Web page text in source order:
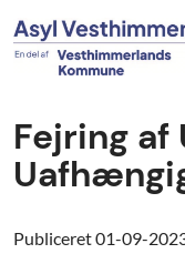
Fejring af
Publiceret01-09-